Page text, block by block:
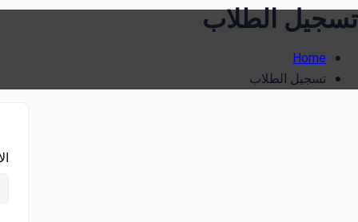
تسجيل الطلاب
Home
تسجيل الطلاب